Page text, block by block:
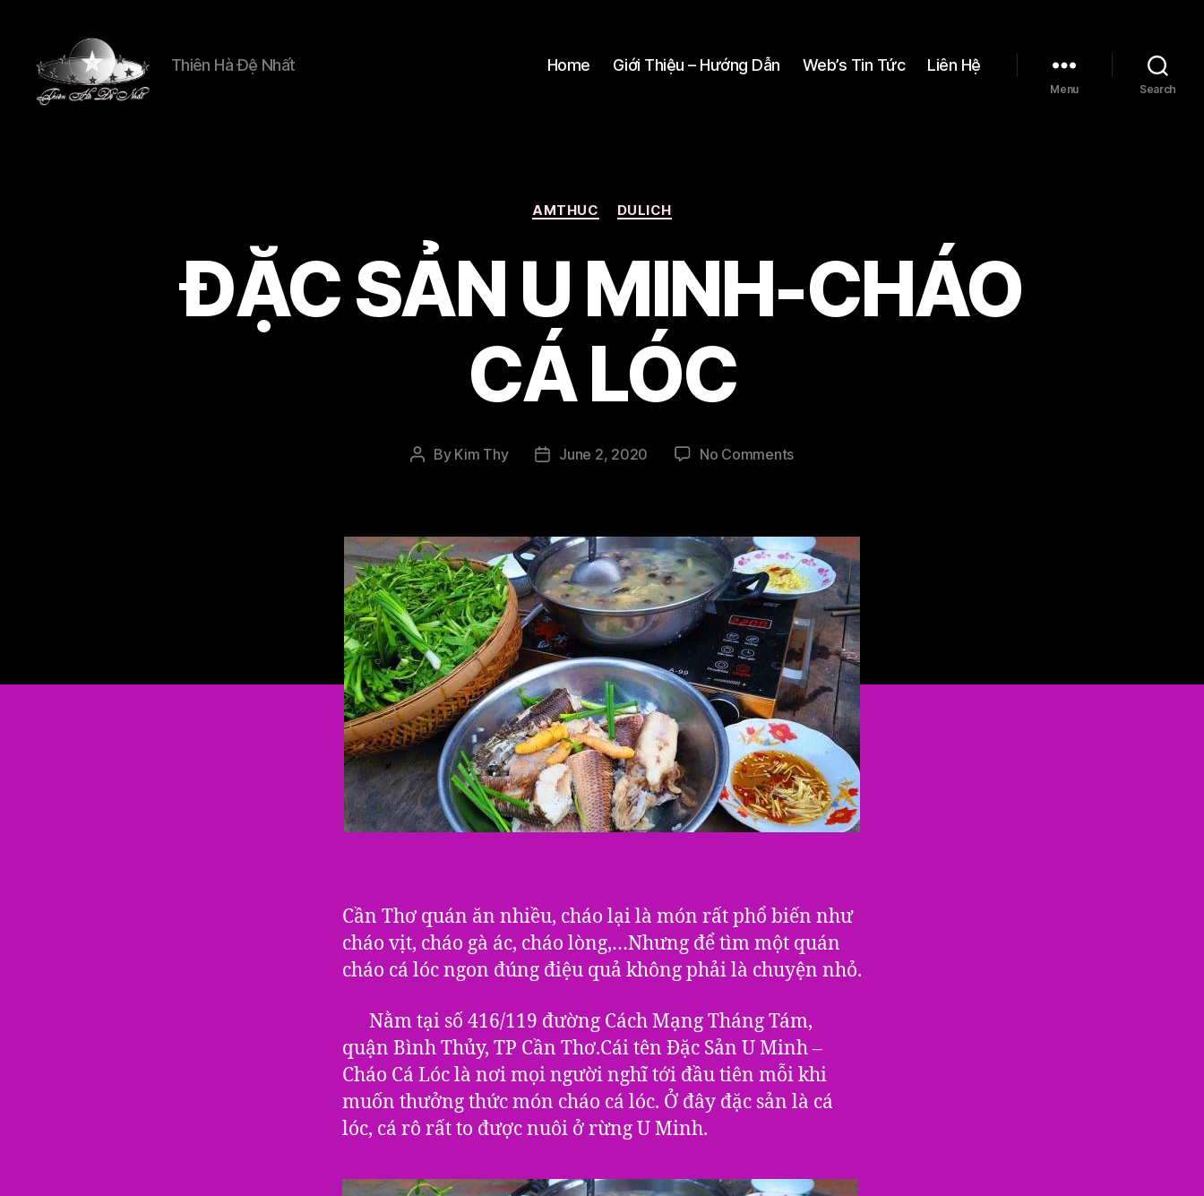
Thiên Hà Đệ Nhất Home Giới Thiệu – Hướng Dẫn Web’s Tin Tức Liên Hệ
Menu Search
Categories
AMTHUC DULICH
ĐẶC SẢN U MINH-CHÁO
CÁ LÓC
Post
By Kim Thy
PostJune 2, 2020 No Commentson
MINH-
CHÁO
CÁ
LÓC
Cần Thơ quán ăn nhiều, cháo lại là món rất phổ biến như
cháo vịt, cháo gà ác, cháo lòng,…Nhưng để tìm một quán
cháo cá lóc ngon đúng điệu quả không phải là chuyện nhỏ.
Nằm tại số 416/119 đường Cách Mạng Tháng Tám,
quận Bình Thủy, TP Cần Thơ.Cái tên Đặc Sản U Minh –
Cháo Cá Lóc là nơi mọi người nghĩ tới đầu tiên mỗi khi
muốn thưởng thức món cháo cá lóc. Ở đây đặc sản là cá
lóc, cá rô rất to được nuôi ở rừng U Minh.